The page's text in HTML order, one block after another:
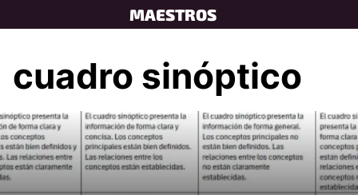
to
MAESTROS
cuadro sinóptico